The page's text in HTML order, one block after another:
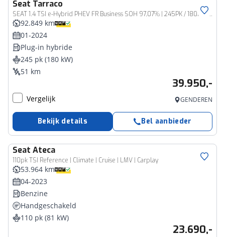
Seat Tarraco
SEAT 1.4 TSI e-Hybrid PHEV FR Business SOH 97,07% | 245PK / 180kW DSG, NL auto 1e eigenaar door ons nieuw geleverd en onderhouden, PPF folie neus, 21" LMV, rondomzichtcamera (area view), wegklapbare trekhaak, extra getinte ramen achter, panoramadak, voorstoelen verwarmbaar, stuurwiel verwarmbaar, dodehoekdetectie (side assist), keyless entry & go, elektrische achterklep, draadloos laden telefoon, navigatie, adaptieve cruise control (acc), Apple Carplay & Android Auto, elektrisch verstel-, verwarm- en inklapbare buitenspiegels
92.849 km
01-2024
Plug-in hybride
245 pk (180 kW)
51 km
39.950,-
Vergelijk GENDEREN
Bekijk details Bel aanbieder
Seat Ateca
110pk TSI Reference | Climate | Cruise | LMV | Carplay
53.964 km
04-2023
Benzine
Handgeschakeld
110 pk (81 kW)
23.690,-